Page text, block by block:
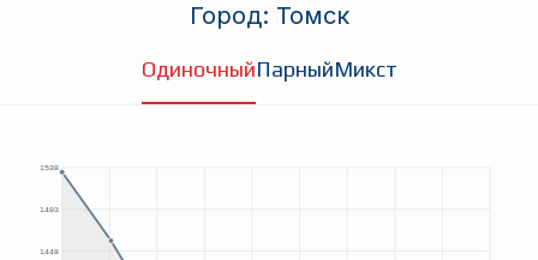
Город: Томск
ОдиночныйПарныйМикст